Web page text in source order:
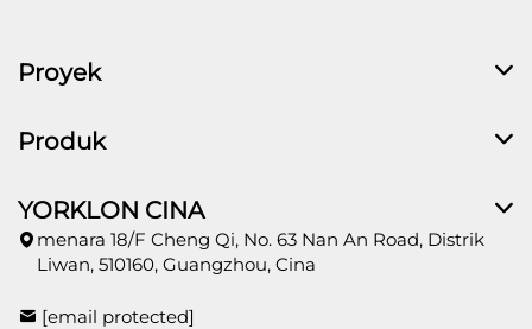
Proyek
Produk
YORKLON CINA
menara 18/F Cheng Qi, No. 63 Nan An Road, Distrik
Liwan, 510160, Guangzhou, Cina
[email protected]